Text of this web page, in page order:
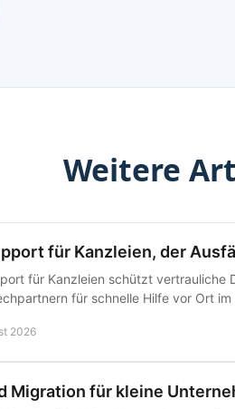
Weitere
für Kanzleien, der
für Kanzleien schützt vertrauliche
für schnelle Hilfe vor Ort im
2026
Migration für kleine